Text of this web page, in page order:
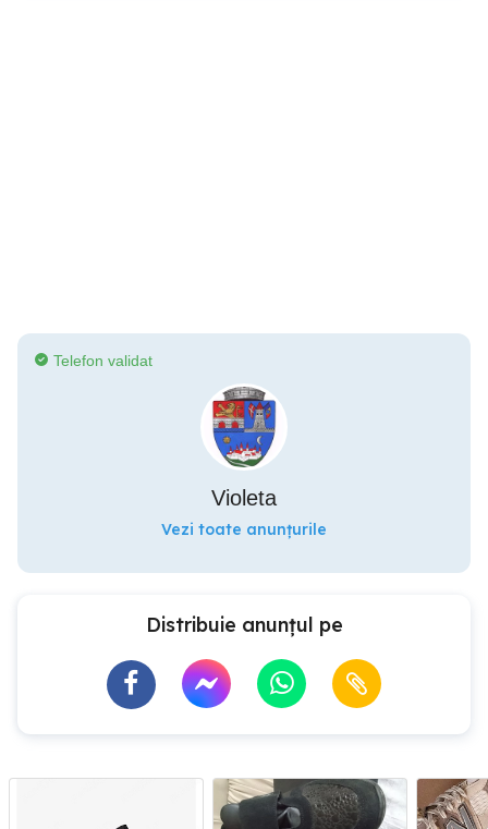
Telefon validat
Violeta
Vezi toate anunțurile
Distribuie anunțul pe